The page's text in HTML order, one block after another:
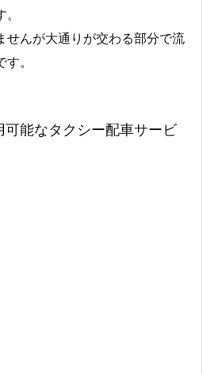
せんが大通りが交わる部分で流
。
能なタクシー配車サービ